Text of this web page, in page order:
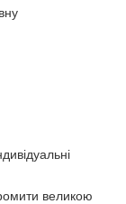
великою